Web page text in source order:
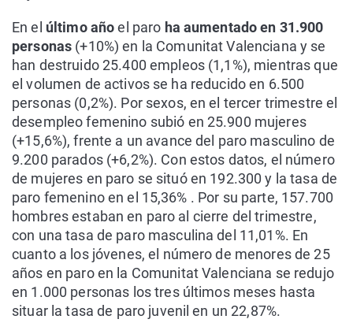
En el último añoel paro ha aumentado en 31.900
personas (+10%) en la Comunitat Valenciana y se
han destruido 25.400 empleos (1,1%), mientras que
el volumen de activos se ha reducido en 6.500
personas (0,2%). Por sexos, en el tercer trimestre el
desempleo femenino subió en 25.900 mujeres
(+15,6%), frente a un avance del paro masculino de
9.200 parados (+6,2%). Con estos datos, el número
de mujeres en paro se situó en 192.300 y la tasa de
paro femenino en el 15,36% . Por su parte, 157.700
hombres estaban en paro al cierre del trimestre,
con una tasa de paro masculina del 11,01%. En
cuanto a los jóvenes, el número de menores de 25
años en paro en la Comunitat Valenciana se redujo
en 1.000 personas los tres últimos meses hasta
situar la tasa de paro juvenil en un 22,87%.